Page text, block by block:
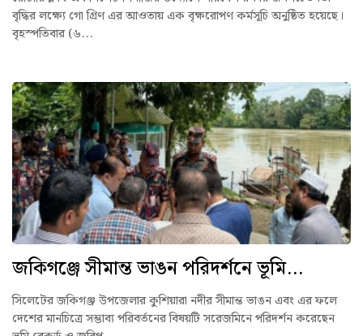
বৃদ্ধির লক্ষ্যে গো গ্রিণ এর আওতায় এক বৃক্ষরোপণ কর্মসূচি অনুষ্ঠিত হয়েছে।
বৃহস্পতিবার (৬...
জকিগঞ্জে সীমান্ত ভাঙন পরিদর্শনে ভূমি...
সিলেটের জকিগঞ্জ উপজেলার কুশিয়ারা নদীর সীমান্ত ভাঙন এবং এর ফলে
দেশের মানচিত্রে সম্ভাব্য পরিবর্তনের বিষয়টি সরেজমিনে পরিদর্শন করেছেন